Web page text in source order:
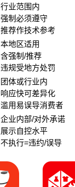
行业范围内
强制必须遵守
推荐作技术参考
本地区适用
含强制/推荐
违规受地方处罚
团体或行业内
响应快可差异化
滥用易误导消费者
企业内部/对外承诺
展示自控水平
不执行=违约/误导